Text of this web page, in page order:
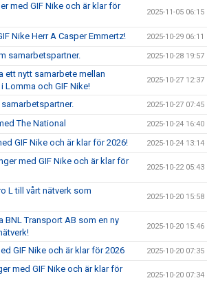
med GIF Nike och är klar för
2025-11-05 06:15
Nike Herr A Casper Emmertz! 2025-10-29 06:11
samarbetspartner. 2025-10-28 19:57
ett nytt samarbete mellan
Lomma och GIF Nike!
2025-10-27 12:37
2025-10-27 07:45
The National 2025-10-24 16:40
GIF Nike och är klar för 2026! 2025-10-24 13:14
med GIF Nike och är klar för
2025-10-22 05:43
L till vårt nätverk som
2025-10-20 15:58
BNL Transport AB som en ny
2025-10-20 15:46
GIF Nike och är klar för 2026 2025-10-20 07:35
med GIF Nike och är klar för
2025-10-20 07:34